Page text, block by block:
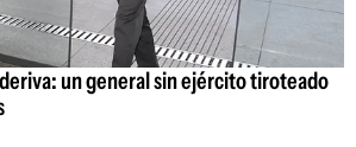
un general sin ejército tiroteado